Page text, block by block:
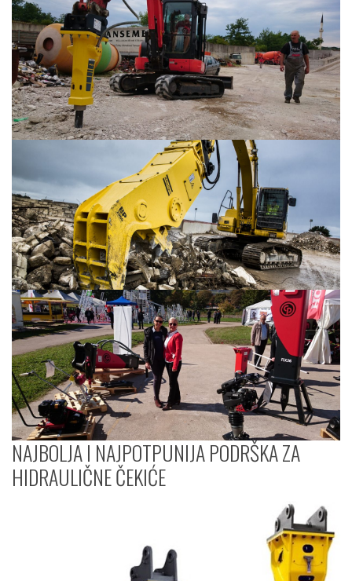
NAJBOLJA I NAJPOTPUNIJA PODRŠKA ZA
HIDRAULIČNE ČEKIĆE